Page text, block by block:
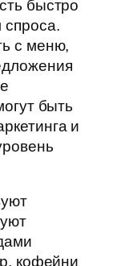
быстро
спроса.
с меню,
быть
и
кофейни